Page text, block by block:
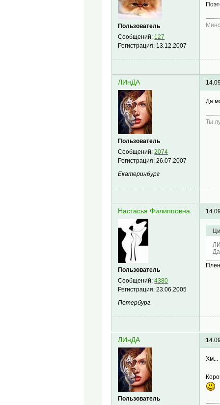
Пользователь
Сообщений: 127
Регистрация: 13.12.2007
ЛИнДА
Пользователь
Сообщений:2074
Регистрация:26.07.2007
Екатеринбург
Да
Ты
Настасья Филипповна
Пользователь
Сообщений:4380
Регистрация:23.06.2005
Петербург
ЛИнДА
Пользователь
Хм...